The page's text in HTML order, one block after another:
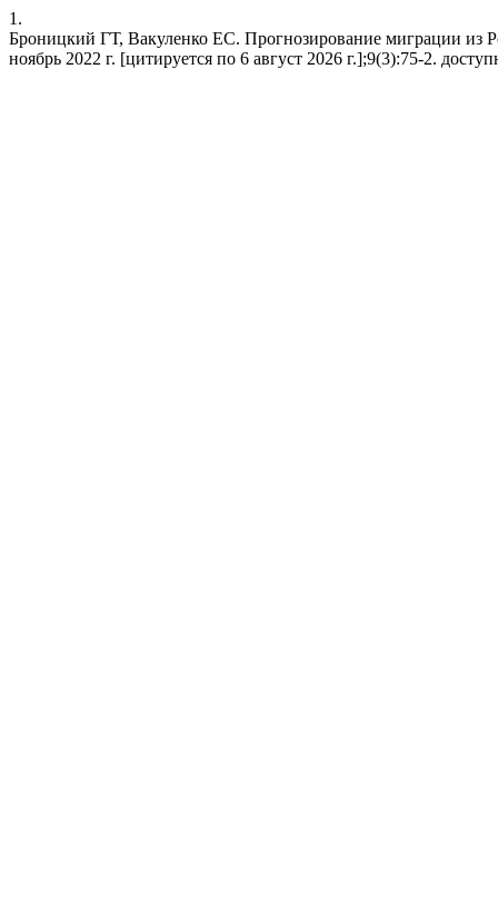
1.
Броницкий ГТ, Вакуленко ЕС. Прогнозирование миграции из
ноябрь 2022 г. [цитируется по 6 август 2026 г.];9(3):75-2.